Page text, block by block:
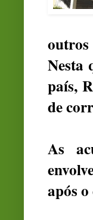
Nesta
país,
de
As
após